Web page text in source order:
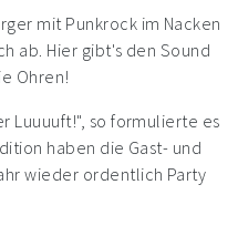
mit Punkrock im Nacken
ab. Hier gibt's den Sound
Ohren!
Luuuuft!", so formulierte es
haben die Gast- und
wieder ordentlich Party